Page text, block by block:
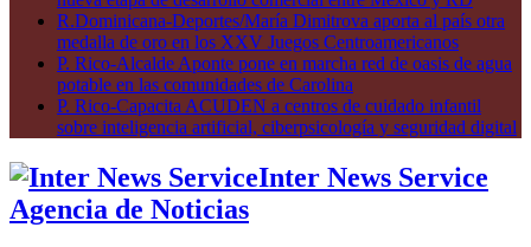
R.Dominicana-Deportes/María Dimitrova aporta al país otra
medalla de oro en los XXV Juegos Centroamericanos
P. Rico-Alcalde Aponte pone en marcha red de oasis de agua
potable en las comunidades de Carolina
P. Rico-Capacita ACUDEN a centros de cuidado infantil
sobre inteligencia artificial, ciberpsicología y seguridad digital
Inter News Service
Agencia de Noticias